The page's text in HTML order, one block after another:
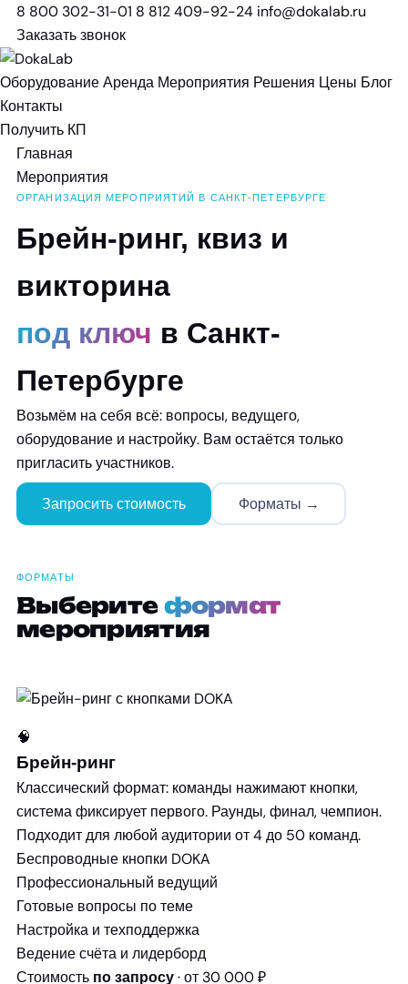
8 800 302-31-01 8 812 409-92-24 info@dokalab.ru
Заказать звонок
ОборудованиеАренда Мероприятия Решения Цены Блог
Контакты
Получить КП
Главная
Мероприятия
ОРГАНИЗАЦИЯ МЕРОПРИЯТИЙ В САНКТ-ПЕТЕРБУРГЕ
Брейн-ринг, квиз и
викторина
под ключ в Санкт-
Петербурге
Возьмём на себя всё: вопросы, ведущего,
оборудование и настройку. Вам остаётся только
пригласить участников.
Запросить стоимость Форматы →
ФОРМАТЫ
Выберите формат
мероприятия
🧠
Брейн-ринг
Классический формат: команды нажимают кнопки,
система фиксирует первого. Раунды, финал, чемпион.
Подходит для любой аудитории от 4 до 50 команд.
Беспроводные кнопки DOKA
Профессиональный ведущий
Готовые вопросы по теме
Настройка и техподдержка
Ведение счёта и лидерборд
Стоимость по запросу · от 30 000 ₽